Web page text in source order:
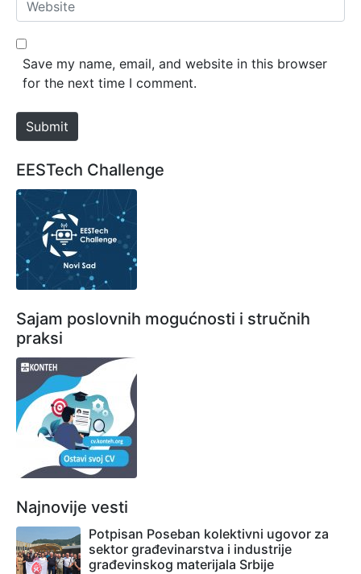
*
e
b
e
Save my name, email, and website in this browser
for the next time I comment.
Submit
EESTech Challenge
Sajam poslovnih mogućnosti i stručnih
praksi
Najnovije vesti
Potpisan Poseban kolektivni ugovor za
sektor građevinarstva i industrije
građevinskog materijala Srbije